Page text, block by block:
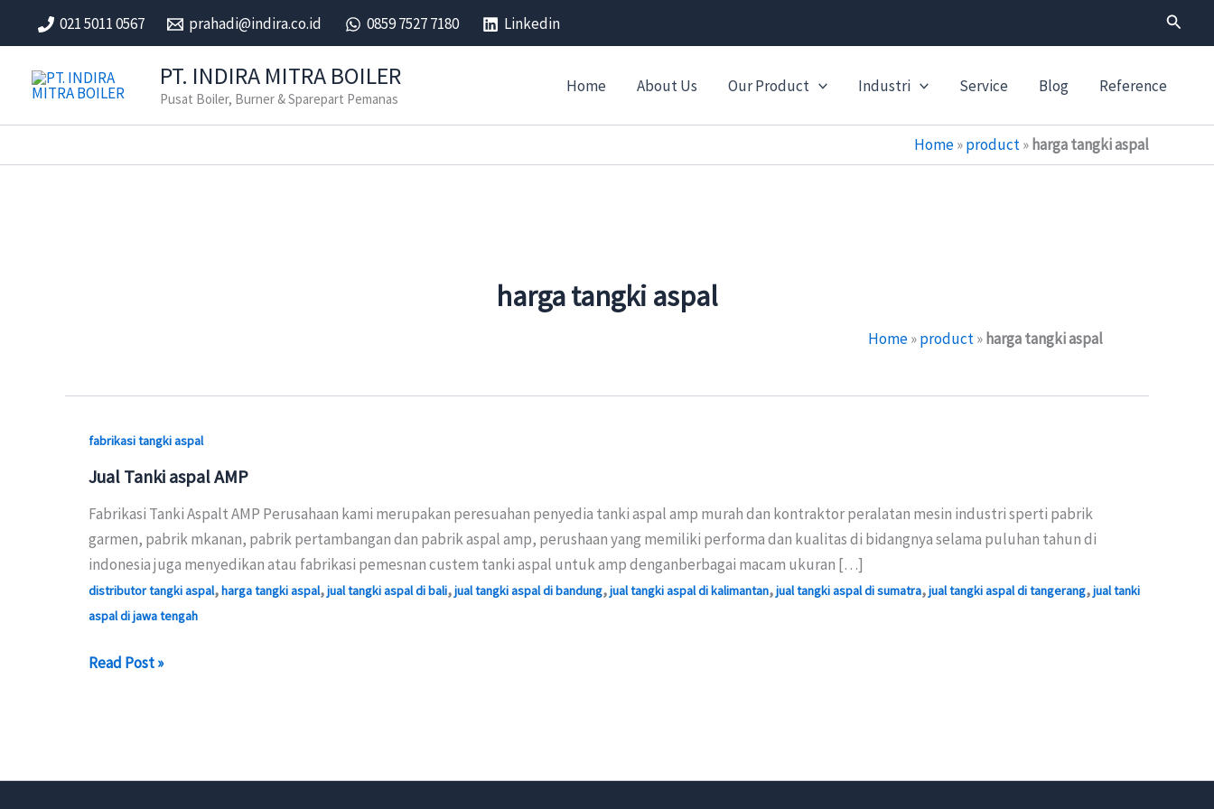
021 5011 0567 prahadi@indira.co.id 0859 7527 7180 Linkedin Search
PT. INDIRA MITRA BOILER
Pusat Boiler, Burner & Sparepart Pemanas
Home About Us Our Product Industri Service Blog Reference
Home»product» harga tangki aspal
harga tangki aspal
Home»product» harga tangki aspal
fabrikasi tangki aspal
Jual Tanki aspal AMP
Fabrikasi Tanki Aspalt AMP Perusahaan kami merupakan peresuahan penyedia tanki aspal amp murah dan kontraktor peralatan mesin industri sperti pabrik
garmen, pabrik mkanan, pabrik pertambangan dan pabrik aspal amp, perushaan yang memiliki performa dan kualitas di bidangnya selama puluhan tahun di
indonesia juga menyedikan atau fabrikasi pemesnan custem tanki aspal untuk amp denganberbagai macam ukuran […]
distributor tangki aspal,harga tangki aspal,jual tangki aspal di bali,jual tangki aspal di bandung,jual tangki aspal di kalimantan,jual tangki aspal di sumatra,jual tangki aspal di tangerang,jual tanki
aspal di jawa tengah
Jual
Read Post »